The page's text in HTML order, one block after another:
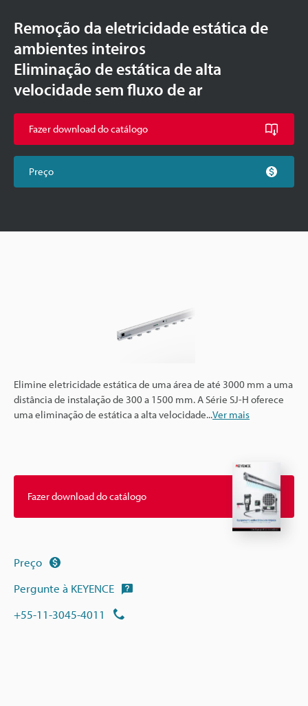
Remoção da eletricidade estática de
ambientes inteiros
Eliminação de estática de alta
velocidade sem fluxo de ar
Fazer download do catálogo
Preço
Elimine eletricidade estática de uma área de até 3000 mm a uma
distância de instalação de 300 a 1500 mm. A Série SJ-H oferece
uma eliminação de estática a alta velocidade...Ver mais
Fazer download do catálogo
Preço
Pergunte à KEYENCE
+55-11-3045-4011